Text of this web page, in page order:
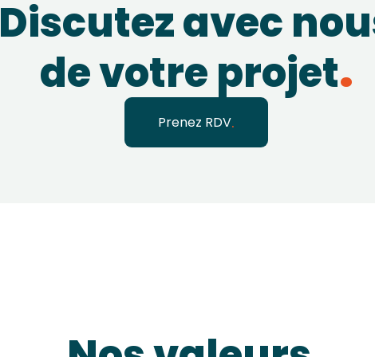
Discutez avec
de votre projet
Prenez RDV